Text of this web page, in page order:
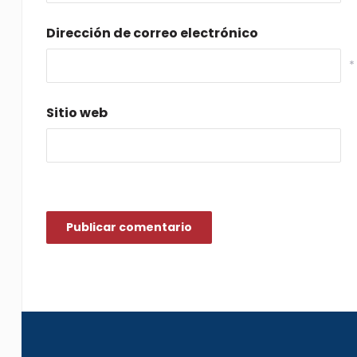
Dirección de correo electrónico
*
Sitio web